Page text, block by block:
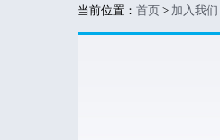
当前位置： 首页 > 加入我们